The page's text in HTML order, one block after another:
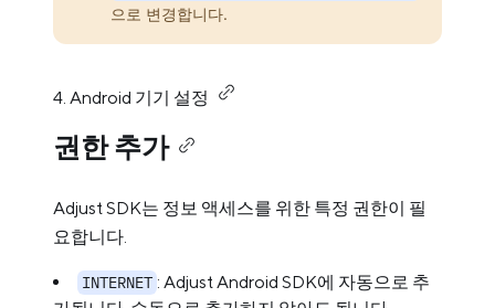
으로 변경합니다.
4. Android 기기 설정
권한 추가
Adjust SDK는 정보 액세스를 위한 특정 권한이 필
요합니다.
INTERNET : Adjust Android SDK에 자동으로 추